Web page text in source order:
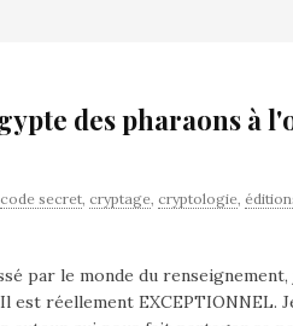
des pharaons à
code secret, cryptage, cryptologie,
par le monde du renseignement,
réellement EXCEPTIONNEL.